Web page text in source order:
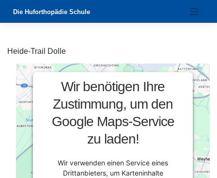
Die Huforthopädie Schule
Heide-Trail Dolle
Wir benötigen Ihre
Zustimmung, um den
Google Maps-Service
zu laden!
Wir verwenden einen Service eines
Drittanbieters, um Karteninhalte